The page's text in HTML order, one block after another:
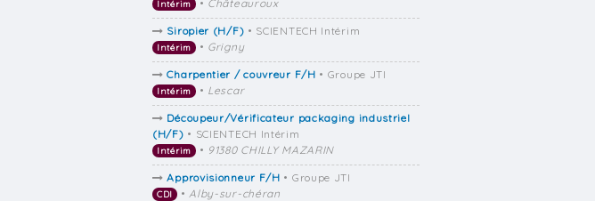
Intérim • Châteauroux
Siropier (H/F) • SCIENTECH Intérim
Intérim • Grigny
Charpentier / couvreur F/H • Groupe JTI
Intérim • Lescar
Découpeur/Vérificateur packaging industriel
(H/F) • SCIENTECH Intérim
Intérim • 91380 CHILLY MAZARIN
Approvisionneur F/H • Groupe JTI
CDI •Alby-sur-chéran